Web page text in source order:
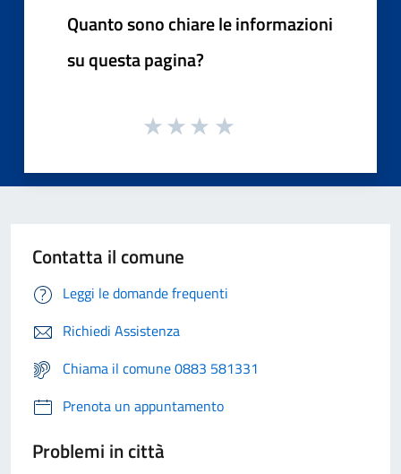
Quanto sono chiare le informazioni
su questa pagina?
Contatta il comune
Leggi le domande frequenti
Richiedi Assistenza
Chiama il comune 0883 581331
Prenota un appuntamento
Problemi in città